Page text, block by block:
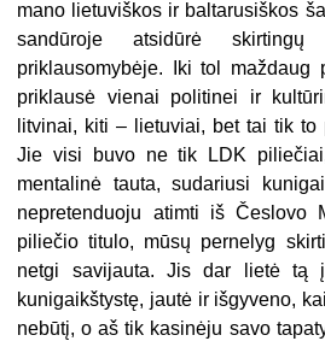
mano lietuviškos ir baltarusiškos
sandūroje atsidūrė
priklausomybėje. Iki tol maždaug
priklausė vienai politinei ir
litvinai, kiti – lietuviai, bet tai tik to
Jie visi buvo ne tik LDK
mentalinė tauta, sudariusi
nepretenduoju atimti iš Česlovo
piliečio titulo, mūsų pernelyg
netgi savijauta. Jis dar lietė tą į
kunigaikštystę, jautė ir išgyveno,
nebūtį, o aš tik kasinėju savo